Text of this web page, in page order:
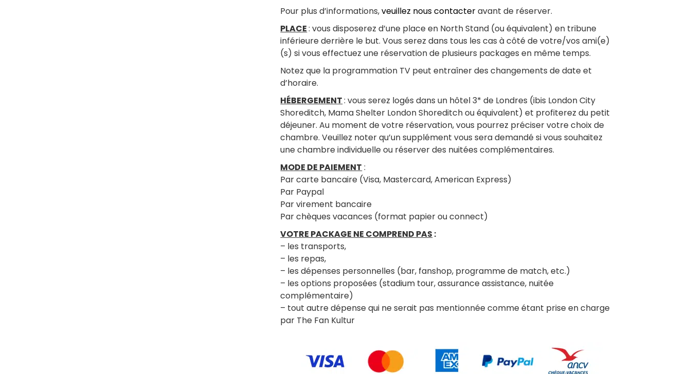
Pour plus d’informations,veuillez nous contacteravant de réserver.
PLACE: vous disposerez d’une place en North Stand (ou équivalent) en tribune
inférieure derrière le but. Vous serez dans tous les cas à côté de votre/vos ami(e)
(s) si vous effectuez une réservation de plusieurs packages en même temps.
Notez que la programmation TV peut entraîner des changements de date et
d’horaire.
HÉBERGEMENT: vous serez logés dans un hôtel 3* de Londres (ibis London City
Shoreditch, Mama Shelter London Shoreditch ou équivalent) et profiterez du petit
déjeuner. Au moment de votre réservation, vous pourrez préciser votre choix de
chambre. Veuillez noter qu’un supplément vous sera demandé si vous souhaitez
une chambre individuelle ou réserver des nuitées complémentaires.
MODE DE PAIEMENT :
Par carte bancaire (Visa, Mastercard, American Express)
Par Paypal
Par virement bancaire
Par chèques vacances (format papier ou connect)
VOTRE PACKAGE NE COMPREND PAS :
– les transports,
– les repas,
– les dépenses personnelles (bar, fanshop, programme de match, etc.)
– les options proposées (stadium tour, assurance assistance, nuitée
complémentaire)
– tout autre dépense qui ne serait pas mentionnée comme étant prise en charge
par The Fan Kultur